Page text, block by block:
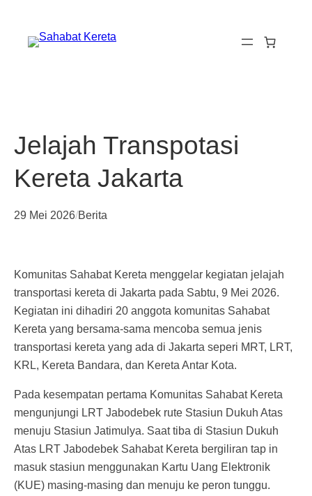
konten
Jelajah Transpotasi
Kereta Jakarta
29 Mei 2026/Berita
Komunitas Sahabat Kereta menggelar kegiatan jelajah
transportasi kereta di Jakarta pada Sabtu, 9 Mei 2026.
Kegiatan ini dihadiri 20 anggota komunitas Sahabat
Kereta yang bersama-sama mencoba semua jenis
transportasi kereta yang ada di Jakarta seperi MRT, LRT,
KRL, Kereta Bandara, dan Kereta Antar Kota.
Pada kesempatan pertama Komunitas Sahabat Kereta
mengunjungi LRT Jabodebek rute Stasiun Dukuh Atas
menuju Stasiun Jatimulya. Saat tiba di Stasiun Dukuh
Atas LRT Jabodebek Sahabat Kereta bergiliran tap in
masuk stasiun menggunakan Kartu Uang Elektronik
(KUE) masing-masing dan menuju ke peron tunggu.